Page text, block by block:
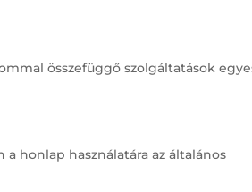
összefüggő szolgáltatások
honlap használatára az általános